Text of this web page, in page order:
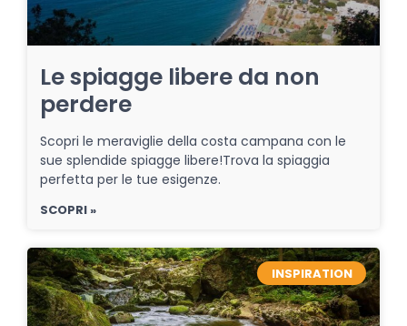
Le spiagge libere da non
perdere
Scopri le meraviglie della costa campana con le
sue splendide spiagge libere!Trova la spiaggia
perfetta per le tue esigenze.
SCOPRI »
INSPIRATION